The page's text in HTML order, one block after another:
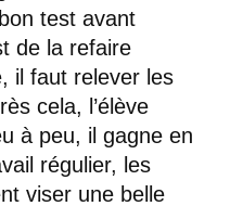
test avant
de la refaire
il faut relever les
cela, l’élève
à peu, il gagne en
régulier, les
viser une belle